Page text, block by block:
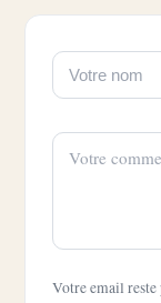
Votre email reste